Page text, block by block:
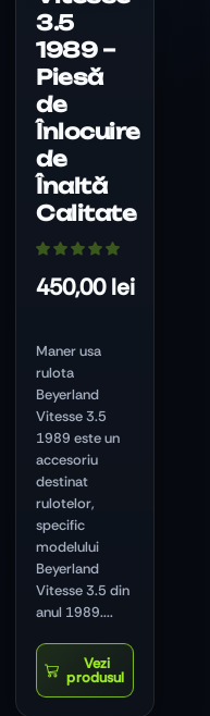
3.5
1989 –
Piesă
de
Înlocuire
de
Înaltă
Calitate
450,00lei
Maner usa
rulota
Beyerland
Vitesse 3.5
1989 este un
accesoriu
destinat
rulotelor,
specific
modelului
Beyerland
Vitesse 3.5 din
anul 1989....
fi
alese
în
pagina
produsului.